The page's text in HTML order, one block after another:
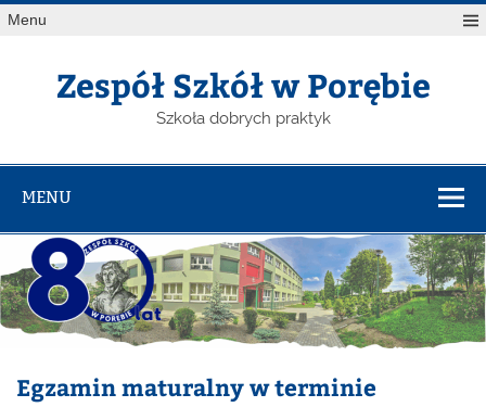
Menu
Zespół Szkół w Porębie
Szkoła dobrych praktyk
MENU
Egzamin maturalny w terminie